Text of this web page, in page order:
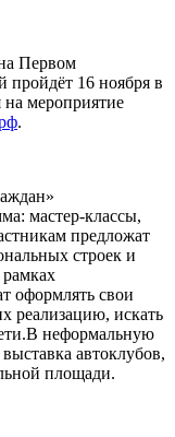
Первом
16 ноября в
мероприятие
.
мастер-классы,
предложат
строек и
оформлять свои
реализацию, искать
неформальную
автоклубов,
площади.